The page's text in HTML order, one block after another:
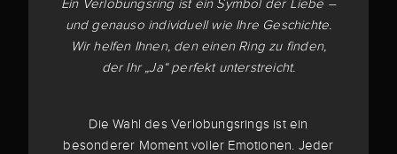
Ein Verlobungsring ist ein Symbol der Liebe –
und genauso individuell wie Ihre Geschichte.
Wir helfen Ihnen, den einen Ring zu finden,
der Ihr „Ja“ perfekt unterstreicht.
Die Wahl des Verlobungsrings ist ein
besonderer Moment voller Emotionen. Jeder